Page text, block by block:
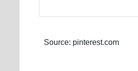
Source: pinterest.com